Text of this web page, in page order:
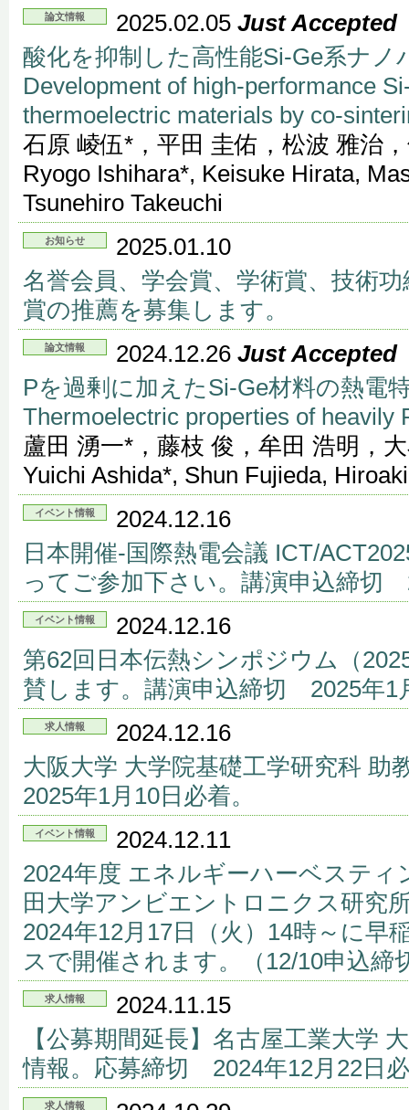
論文情報 2025.02.05 Just Accepted
酸化を抑制した高性能Si-Ge系ナノ
Development of high-performance
thermoelectric materials by co-
石原 崚伍*，平田 圭佑，松波 雅治
Ryogo Ishihara*, Keisuke Hirata,
Tsunehiro Takeuchi
お知らせ
2025.01.10
名誉会員、学会賞、学術賞、技術
賞の推薦を募集します。
論文情報 2024.12.26 Just Accepted
Pを過剰に加えたSi-Ge材料の熱電
Thermoelectric properties of heavily
蘆田 湧一*，藤枝 俊，牟田 浩明，
Yuichi Ashida*, Shun Fujieda,
イベント情報
2024.12.16
日本開催-国際熱電会議 ICT/
ってご参加下さい。講演申込締切
イベント情報
2024.12.16
第62回日本伝熱シンポジウム（
賛します。講演申込締切 2025年1
求人情報
2024.12.16
大阪大学 大学院基礎工学研究科
2025年1月10日必着。
イベント情報
2024.12.11
2024年度 エネルギーハーベステ
田大学アンビエントロニクス研
2024年12月17日（火）14時～に早
スで開催されます。（12/10申込締
求人情報
2024.11.15
【公募期間延長】名古屋工業大学
情報。応募締切 2024年12月22日
求人情報